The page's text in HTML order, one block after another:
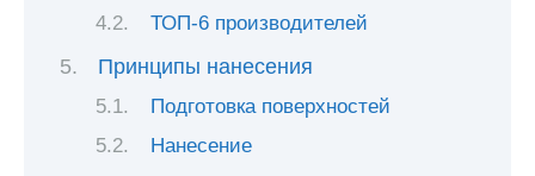
ТОП-6 производителей
Принципы нанесения
Подготовка поверхностей
Нанесение